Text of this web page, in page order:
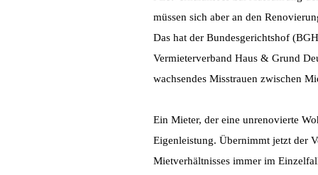
müssen sich aber an den
Das hat der Bundesgerichtshof
Vermieterverband Haus & Grund
wachsendes Misstrauen zwischen
Ein Mieter, der eine unrenovierte
Eigenleistung. Übernimmt jetzt der
Mietverhältnisses immer im